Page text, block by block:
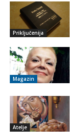
Priključenija
Magazin
Atelje